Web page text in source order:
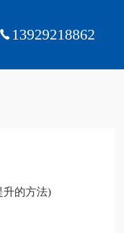
13929218862
升的方法)